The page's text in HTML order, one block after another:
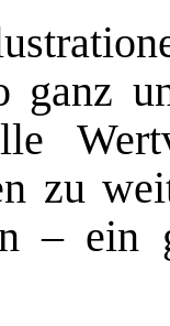
ganz
zu
– ein